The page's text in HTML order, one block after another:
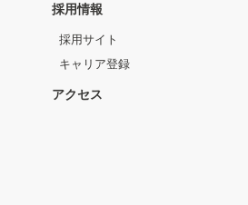
採用情報
採用サイト
キャリア登録
アクセス